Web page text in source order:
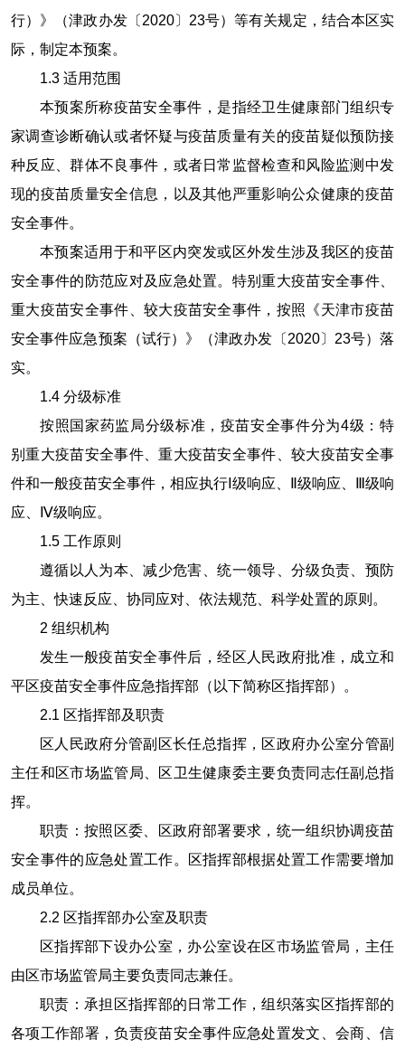
行）》（津政办发〔 2020〕 23号）等有关规定，结合本区实
际，制定本预案。
1.3 适用范围
本预案所称疫苗安全事件，是指经卫生健康部门组织专
家调查诊断确认或者怀疑与疫苗质量有关的疫苗疑似预防接
种反应、群体不良事件，或者日常监督检查和风险监测中发
现的疫苗质量安全信息，以及其他严重影响公众健康的疫苗
安全事件。
本预案适用于和平区内突发或区外发生涉及我区的疫苗
安全事件的防范应对及应急处置。特别重大疫苗安全事件、
重大疫苗安全事件、较大疫苗安全事件，按照《天津市疫苗
安全事件应急预案（试行）》（津政办发〔 2020〕 23号）落
实。
1.4 分级标准
按照国家药监局分级标准，疫苗安全事件分为4级：特
别重大疫苗安全事件、重大疫苗安全事件、较大疫苗安全事
件和一般疫苗安全事件，相应执行Ⅰ级响应、Ⅱ级响应、Ⅲ级响
应、Ⅳ级响应。
1.5 工作原则
遵循以人为本、减少危害、统一领导、分级负责、预防
为主、快速反应、协同应对、依法规范、科学处置的原则。
2 组织机构
发生一般疫苗安全事件后，经区人民政府批准，成立和
平区疫苗安全事件应急指挥部（以下简称区指挥部）。
2.1 区指挥部及职责
区人民政府分管副区长任总指挥，区政府办公室分管副
主任和区市场监管局、区卫生健康委主要负责同志任副总指
挥。
职责：按照区委、区政府部署要求，统一组织协调疫苗
安全事件的应急处置工作。区指挥部根据处置工作需要增加
成员单位。
2.2 区指挥部办公室及职责
区指挥部下设办公室，办公室设在区市场监管局，主任
由区市场监管局主要负责同志兼任。
职责：承担区指挥部的日常工作，组织落实区指挥部的
各项工作部署，负责疫苗安全事件应急处置发文、会商、信